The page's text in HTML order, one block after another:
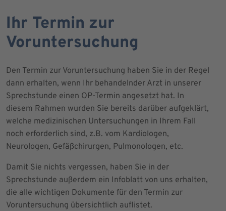
Ihr Termin zur
Voruntersuchung
Den Termin zur Voruntersuchung haben Sie in der Regel
dann erhalten, wenn Ihr behandelnder Arzt in unserer
Sprechstunde einen OP-Termin angesetzt hat. In
diesem Rahmen wurden Sie bereits darüber aufgeklärt,
welche medizinischen Untersuchungen in Ihrem Fall
noch erforderlich sind, z.B. vom Kardiologen,
Neurologen, Gefäßchirurgen, Pulmonologen, etc.
Damit Sie nichts vergessen, haben Sie in der
Sprechstunde außerdem ein Infoblatt von uns erhalten,
die alle wichtigen Dokumente für den Termin zur
Voruntersuchung übersichtlich auflistet.